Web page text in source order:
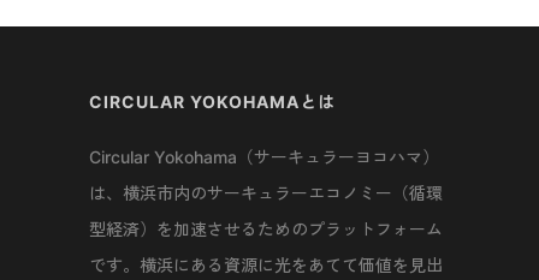
CIRCULAR YOKOHAMAとは
Circular Yokohama（サーキュラーヨコハマ）
は、横浜市内のサーキュラーエコノミー（循環
型経済）を加速させるためのプラットフォーム
です。横浜にある資源に光をあてて価値を見出